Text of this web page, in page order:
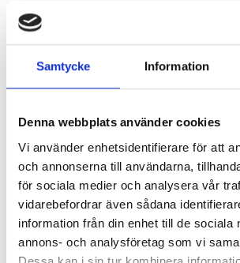
Samtycke Information
Denna webbplats använder cookies
Vi använder enhetsidentifierare för att
och annonserna till användarna,
för sociala medier och analysera vår
vidarebefordrar även sådana
information från din enhet till de sociala
annons- och analysföretag som vi
De som blev kvar – män och pojkar mellan
Vissa avrättades direkt på platsen. De
på bussar och transporterades till
Vid slutet av 13 juli fanns det nästan inga
bosniaker alls återstod i staden Srebrenica.
14 Juli
I vad som skulle bli den största massakern
sedan Förintelsen, började soldaterna sina
av männen som hölls fångna i Bratunac.
Tusentals mördades. vissa enskilt, andra i
kroppar sköts ner i massgravar med hjälp
platserna där de dödades. Det finns
om att vissa begraves levande, och